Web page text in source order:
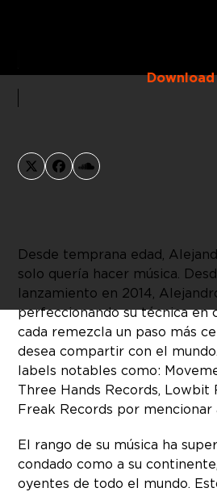
Download
X Facebook
SoundCloud
Desde temprana edad,
solo quería hacer música.
lanzamiento en 2014,
perfeccionando su técnica en
cada remezcla un paso más
desea compartir con el
labels notables como:
Three Hands Records, Lowbit
Freak Records por mencionar
El rango de su música ha
condado como a su
oyentes de todo el mundo.